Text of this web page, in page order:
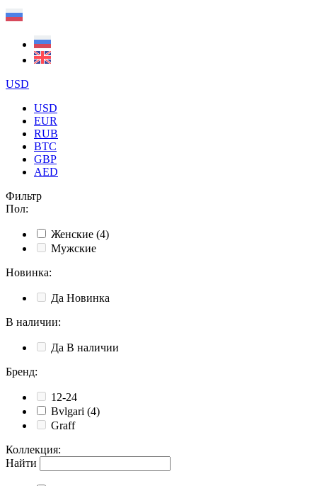
USD
USD
EUR
RUB
BTC
GBP
AED
Фильтр
Пол:
Женские (4)
Мужские
Новинка:
Да Новинка
В наличии:
Да В наличии
Бренд:
12-24
Bvlgari (4)
Graff
Коллекция:
Найти